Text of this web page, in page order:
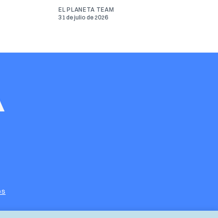
EL PLANETA TEAM
31 de julio de 2026